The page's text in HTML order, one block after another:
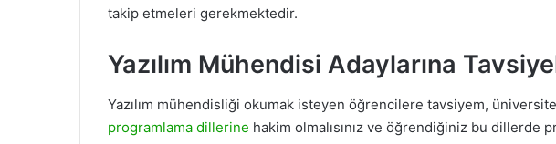
takip etmeleri gerekmektedir.
Yazılım Mühendisi Adaylarına
Yazılım mühendisliği okumak isteyen öğrencilere tavsiyem,
programlama dillerine hakim olmalısınız ve öğrendiğiniz bu dillerde